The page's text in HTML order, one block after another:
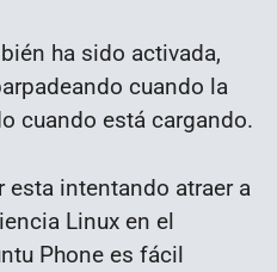
ha sido activada,
cuando la
cuando está cargando.
esta intentando atraer a
Linux en el
Phone es fácil